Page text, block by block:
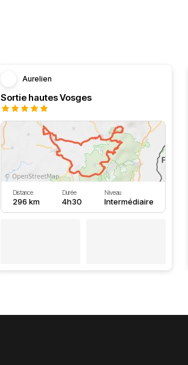
Aurelien
Sortie hautes Vosges
Distance
296 km
Durée
4h30
Niveau
Intermédiaire